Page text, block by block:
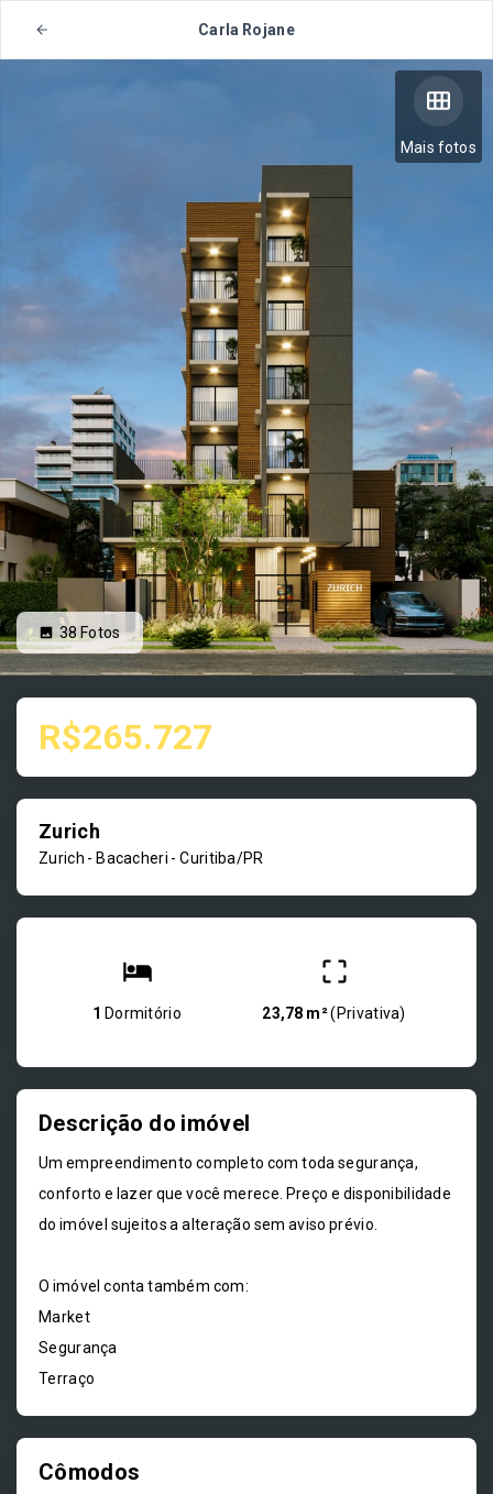
Carla Rojane
Mais fotos
38 Fotos
R$265.727
Zurich
Zurich - Bacacheri - Curitiba/PR
1 Dormitório 23,78 m²( Privativa)
Descrição do imóvel
Um empreendimento completo com toda segurança,
conforto e lazer que você merece. Preço e disponibilidade
do imóvel sujeitos a alteração sem aviso prévio.
O imóvel conta também com:
Market
Segurança
Terraço
Cômodos